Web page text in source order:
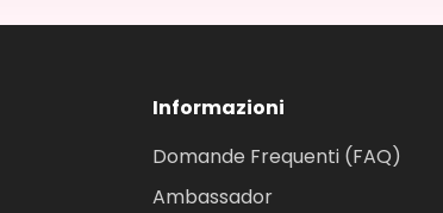
Informazioni
Domande Frequenti (FAQ)
Ambassador